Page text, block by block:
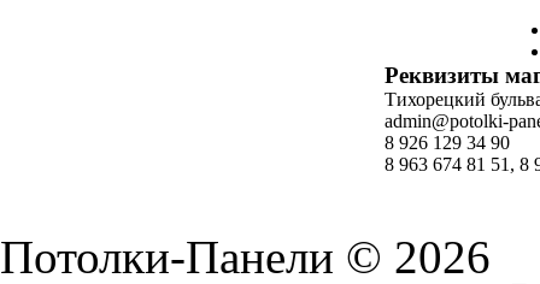
Реквизиты
Тихорецкий
admin@potolki-
8 926 129 34 90
8 963 674 81 51, 8
Потолки-Панели © 2026